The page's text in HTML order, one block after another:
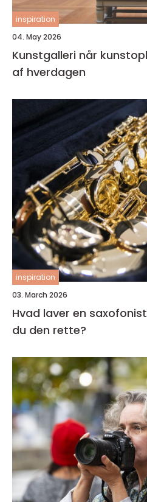
inspiration
04. May 2026
Kunstgalleri når kunstoplevelsen bliver en del
af hverdagen
inspiration
03. March 2026
Hvad laver en saxofonist og hvordan vælger
du den rette?